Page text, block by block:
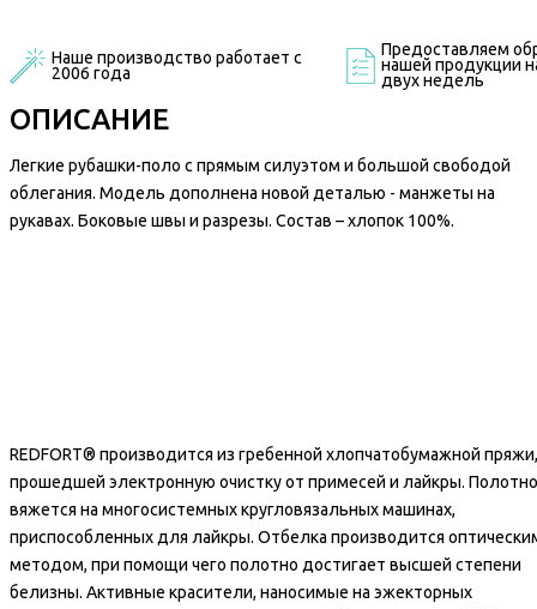
Наше производство работает с
2006 года
Предоставляем
нашей продукции
двух недель
ОПИСАНИЕ
Легкие рубашки-поло с прямым силуэтом и большой свободой
облегания. Модель дополнена новой деталью - манжеты на
рукавах. Боковые швы и разрезы. Состав – хлопок 100%.
REDFORT® производится из гребенной хлопчатобумажной пряжи,
прошедшей электронную очистку от примесей и лайкры. Полотно
вяжется на многосистемных кругловязальных машинах,
приспособленных для лайкры. Отбелка производится
методом, при помощи чего полотно достигает высшей степени
белизны. Активные красители, наносимые на эжекторных